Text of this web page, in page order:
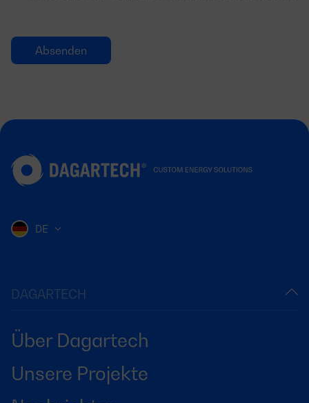
DAGARTECH
Über Dagartech
Unsere Projekte
DE